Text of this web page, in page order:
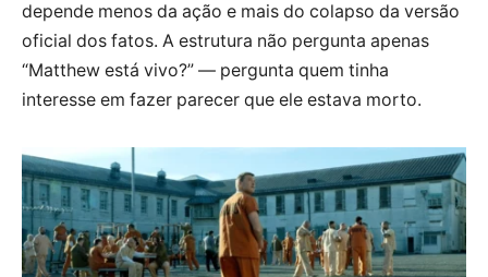
depende menos da ação e mais do colapso da versão
oficial dos fatos. A estrutura não pergunta apenas
“Matthew está vivo?” — pergunta quem tinha
interesse em fazer parecer que ele estava morto.